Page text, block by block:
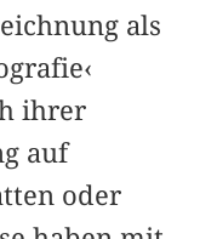
als
ihrer
auf
oder